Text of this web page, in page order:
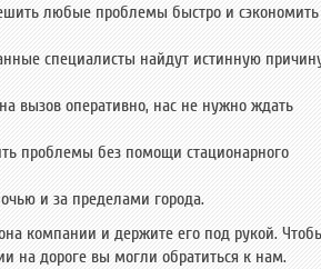
любые проблемы быстро и сэкономить
специалисты найдут истинную
вызов оперативно, нас не нужно ждать
проблемы без помощи стационарного
и за пределами города.
компании и держите его под рукой.
на дороге вы могли обратиться к нам.